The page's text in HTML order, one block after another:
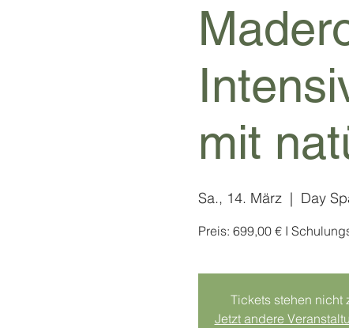
mit
Sa., 14. März
  |
Day
Preis: 699,00 € I
Tickets stehen nicht
Jetzt andere